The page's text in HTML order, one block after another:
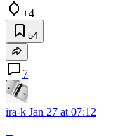
+4
54
7
ira-k Jan 27 at 07:12